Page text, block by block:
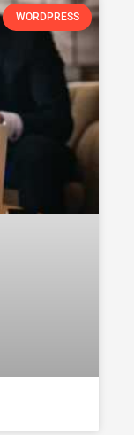
WORDPRESS